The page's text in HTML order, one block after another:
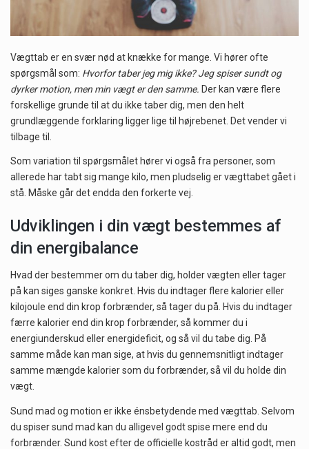
Vægttab er en svær nød at knække for mange. Vi hører ofte
spørgsmål som: Hvorfor taber jeg mig ikke? Jeg spiser sundt og
dyrker motion, men min vægt er den samme. Der kan være flere
forskellige grunde til at du ikke taber dig, men den helt
grundlæggende forklaring ligger lige til højrebenet. Det vender vi
tilbage til.
Som variation til spørgsmålet hører vi også fra personer, som
allerede har tabt sig mange kilo, men pludselig er vægttabet gået i
stå. Måske går det endda den forkerte vej.
Udviklingen i din vægt bestemmes af
din energibalance
Hvad der bestemmer om du taber dig, holder vægten eller tager
på kan siges ganske konkret. Hvis du indtager flere kalorier eller
kilojoule end din krop forbrænder, så tager du på. Hvis du indtager
færre kalorier end din krop forbrænder, så kommer du i
energiunderskud eller energideficit, og så vil du tabe dig. På
samme måde kan man sige, at hvis du gennemsnitligt indtager
samme mængde kalorier som du forbrænder, så vil du holde din
vægt.
Sund mad og motion er ikke énsbetydende med vægttab. Selvom
du spiser sund mad kan du alligevel godt spise mere end du
forbrænder. Sund kost efter de officielle kostråd er altid godt, men